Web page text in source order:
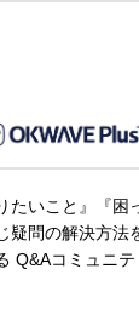
たいこと』『困
疑問の解決方法
Q&Aコミュニテ